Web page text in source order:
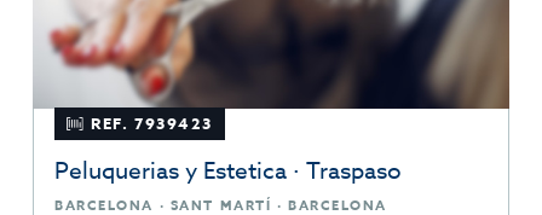
REF. 7939423
Peluquerias y Estetica · Traspaso
BARCELONA · SANT MARTÍ · BARCELONA